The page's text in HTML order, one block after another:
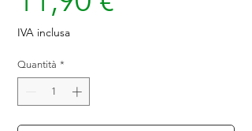
IVA inclusa
Quantità *